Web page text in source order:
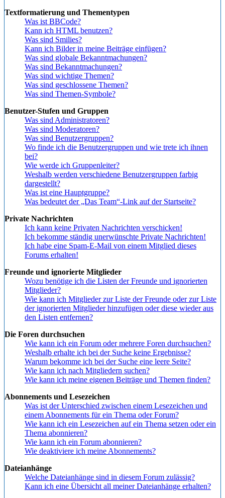
Textformatierung und Thementypen
Was ist BBCode?
Kann ich HTML benutzen?
Was sind Smilies?
Kann ich Bilder in meine Beiträge einfügen?
Was sind globale Bekanntmachungen?
Was sind Bekanntmachungen?
Was sind wichtige Themen?
Was sind geschlossene Themen?
Was sind Themen-Symbole?
Benutzer-Stufen und Gruppen
Was sind Administratoren?
Was sind Moderatoren?
Was sind Benutzergruppen?
Wo finde ich die Benutzergruppen und wie trete ich ihnen
bei?
Wie werde ich Gruppenleiter?
Weshalb werden verschiedene Benutzergruppen farbig
dargestellt?
Was ist eine Hauptgruppe?
Was bedeutet der „Das Team“-Link auf der Startseite?
Private Nachrichten
Ich kann keine Privaten Nachrichten verschicken!
Ich bekomme ständig unerwünschte Private Nachrichten!
Ich habe eine Spam-E-Mail von einem Mitglied dieses
Forums erhalten!
Freunde und ignorierte Mitglieder
Wozu benötige ich die Listen der Freunde und ignorierten
Mitglieder?
Wie kann ich Mitglieder zur Liste der Freunde oder zur Liste
der ignorierten Mitglieder hinzufügen oder diese wieder aus
den Listen entfernen?
Die Foren durchsuchen
Wie kann ich ein Forum oder mehrere Foren durchsuchen?
Weshalb erhalte ich bei der Suche keine Ergebnisse?
Warum bekomme ich bei der Suche eine leere Seite?
Wie kann ich nach Mitgliedern suchen?
Wie kann ich meine eigenen Beiträge und Themen finden?
Abonnements und Lesezeichen
Was ist der Unterschied zwischen einem Lesezeichen und
einem Abonnements für ein Thema oder Forum?
Wie kann ich ein Lesezeichen auf ein Thema setzen oder ein
Thema abonnieren?
Wie kann ich ein Forum abonnieren?
Wie deaktiviere ich meine Abonnements?
Dateianhänge
Welche Dateianhänge sind in diesem Forum zulässig?
Kann ich eine Übersicht all meiner Dateianhänge erhalten?